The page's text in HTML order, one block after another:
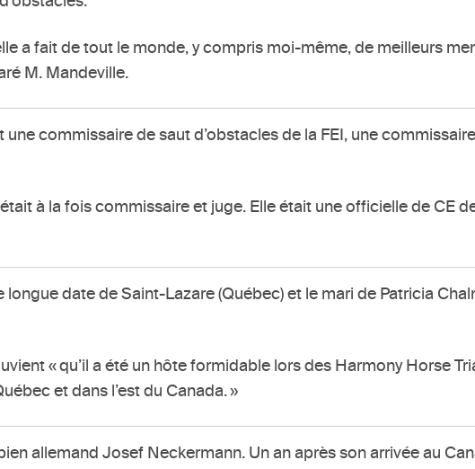
a fait de tout le monde, y compris moi-même, de meilleurs
M. Mandeville.
commissaire de saut d’obstacles de la FEI, une
à la fois commissaire et juge. Elle était une officielle de CE
date de Saint-Lazare (Québec) et le mari de Patricia
« qu’il a été un hôte formidable lors des Harmony Horse
et dans l’est du Canada. »
allemand Josef Neckermann. Un an après son arrivée au